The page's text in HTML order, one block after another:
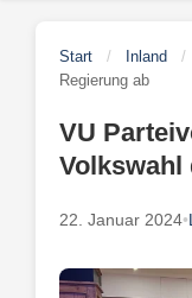
Start / Inland /
Regierung ab
VU
Volkswahl
22. Januar 2024•